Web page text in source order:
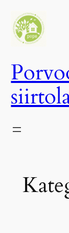
sisältöön